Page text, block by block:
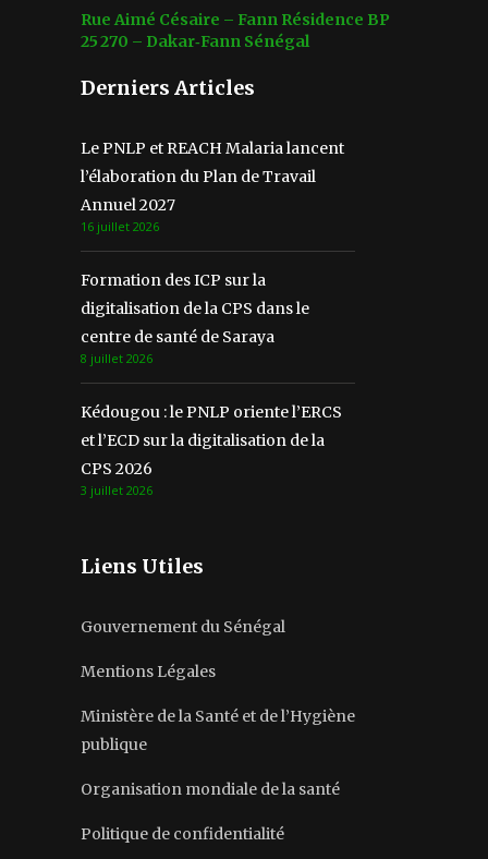
Rue Aimé Césaire – Fann Résidence BP
25 270 – Dakar‑Fann Sénégal
Derniers Articles
Le PNLP et REACH Malaria lancent
l’élaboration du Plan de Travail
Annuel 2027
16 juillet 2026
Formation des ICP sur la
digitalisation de la CPS dans le
centre de santé de Saraya
8 juillet 2026
Kédougou : le PNLP oriente l’ERCS
et l’ECD sur la digitalisation de la
CPS 2026
3 juillet 2026
Liens Utiles
Gouvernement du Sénégal
Mentions Légales
Ministère de la Santé et de l’Hygiène
publique
Organisation mondiale de la santé
Politique de confidentialité